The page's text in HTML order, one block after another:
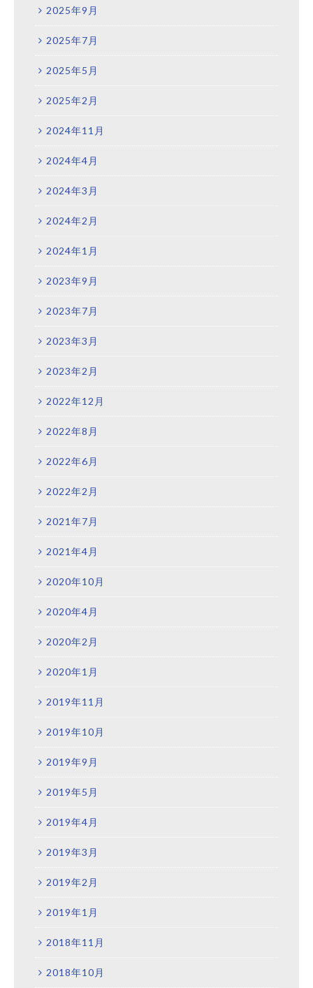
2025年9月
2025年7月
2025年5月
2025年2月
2024年11月
2024年4月
2024年3月
2024年2月
2024年1月
2023年9月
2023年7月
2023年3月
2023年2月
2022年12月
2022年8月
2022年6月
2022年2月
2021年7月
2021年4月
2020年10月
2020年4月
2020年2月
2020年1月
2019年11月
2019年10月
2019年9月
2019年5月
2019年4月
2019年3月
2019年2月
2019年1月
2018年11月
2018年10月